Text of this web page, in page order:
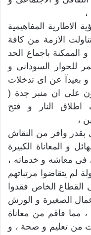
الاطارية المفاهيمية
تناولت الازمة من كافة
الممكنة باجماع الحد
للحوار السودانى و
و بعيدآ عن اى تدخلات
على ان منبر جدة (
النار و فتح
،
بقدر وافر من النقاش
و المعاناة الكبيرة
معاشه و خدماته ،
لم يتقاضوا مرتباتهم
القطاع الخاص فقدوا
الصغيرة و الورش
مما فاقم من معاناة
من تعليم و صحة ، و